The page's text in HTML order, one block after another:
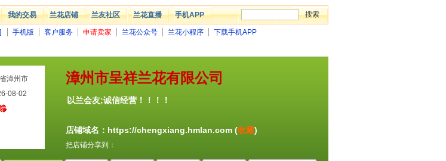
我的交易 兰花店铺 兰友社区 兰花直播 手机APP
手机版 客户服务 申请卖家 兰花公众号 兰花小程序
下载手机APP
漳州市呈祥兰花有限公司
以兰会友;诚信经营！！！！
店铺域名：https://chengxiang.hmlan.com (收藏)
把店铺分享到：
漳州市
08-02